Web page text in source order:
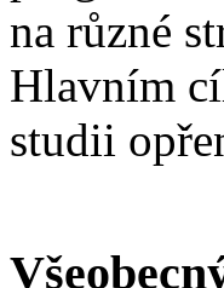
na různé
Hlavním
studii